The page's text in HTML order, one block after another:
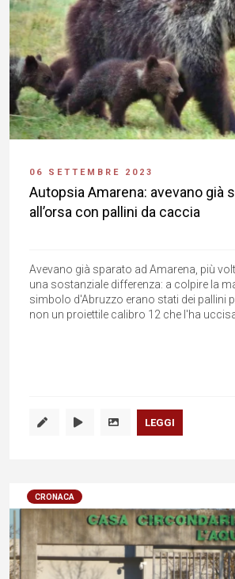
06 SETTEMBRE 2023
Autopsia Amarena: avevano già
all’orsa con pallini da caccia
Avevano già sparato ad Amarena, più
una sostanziale differenza: a colpire la
simbolo d'Abruzzo erano stati dei pallini
non un proiettile calibro 12 che l'ha uccisa.
LEGGI
CRONACA